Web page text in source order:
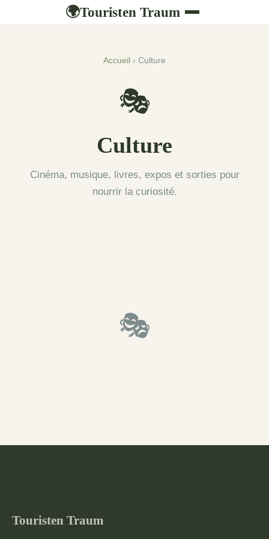
🌍Touristen Traum
Accueil › Culture
🎭
Culture
Cinéma, musique, livres, expos et sorties pour
nourrir la curiosité.
🎭
Touristen Traum